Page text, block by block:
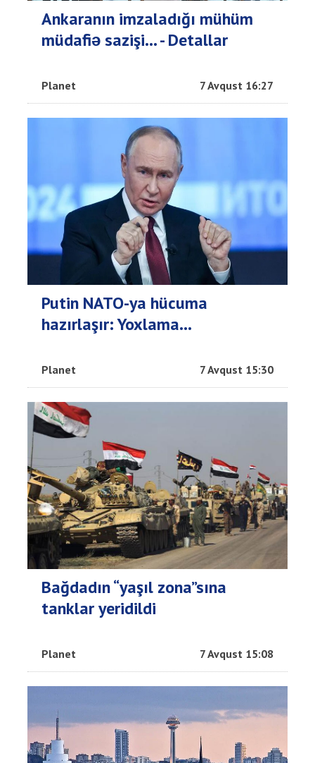
Ankaranın imzaladığı mühüm
müdafiə sazişi... - Detallar
Planet 7 Avqust 16:27
Putin NATO-ya hücuma
hazırlaşır: Yoxlama...
Planet 7 Avqust 15:30
Bağdadın “yaşıl zona”sına
tanklar yeridildi
Planet 7 Avqust 15:08